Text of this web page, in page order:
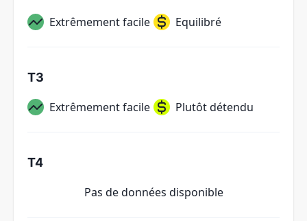
Extrêmement facile Equilibré
T3
Extrêmement facile Plutôt détendu
T4
Pas de données disponible